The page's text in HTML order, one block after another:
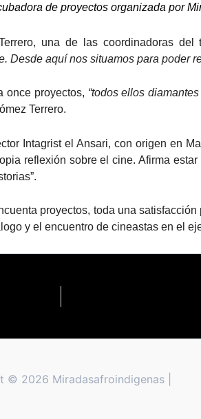
de proyectos organizada por
una de las coordinadoras del
Desde aquí nos situamos para poder
once proyectos, “todos ellos
Terrero.
Intagrist el Ansari, con origen en
reflexión sobre el cine. Afirma
proyectos, toda una
y el encuentro de cineastas en el
© 2026 Miradasafroindigenas |